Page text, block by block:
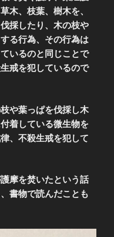
木、枝葉、樹木を、
採したり、木の枝や
る行為、その行為は
いるのと同じことで
戒を犯しているので
や葉っぱを伐採し木
着している微生物を
、不殺生戒を犯して
摩を焚いたという話
書物で読んだことも